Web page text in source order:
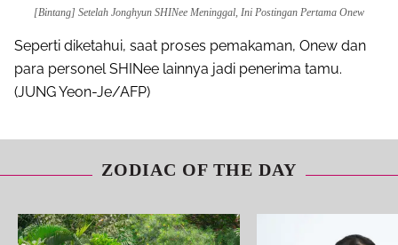
[Bintang] Setelah Jonghyun SHINee Meninggal, Ini Postingan Pertama Onew
Seperti diketahui, saat proses pemakaman, Onew dan
para personel SHINee lainnya jadi penerima tamu.
(JUNG Yeon-Je/AFP)
ZODIAC OF THE DAY